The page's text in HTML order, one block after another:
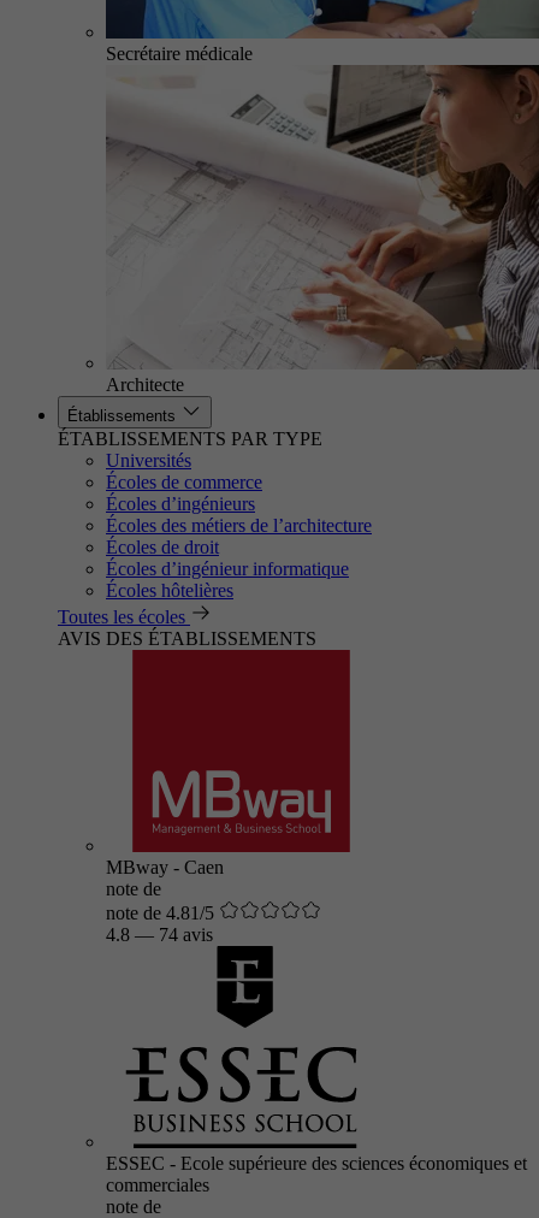
Secrétaire médicale
Architecte
Établissements
ÉTABLISSEMENTS PAR TYPE
Universités
Écoles de commerce
Écoles d’ingénieurs
Écoles des métiers de l’architecture
Écoles de droit
Écoles d’ingénieur informatique
Écoles hôtelières
Toutes les écoles
AVIS DES ÉTABLISSEMENTS
MBway - Caen
note de
note de 4.81/5
4.8 — 74 avis
ESSEC - Ecole supérieure des sciences économiques et
commerciales
note de